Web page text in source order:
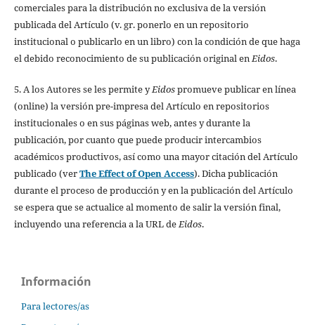
comerciales para la distribución no exclusiva de la versión
publicada del Artículo (v. gr. ponerlo en un repositorio
institucional o publicarlo en un libro) con la condición de que haga
el debido reconocimiento de su publicación original enEidos.
5. A los Autores se les permite yEidospromueve publicar en línea
(online) la versión pre-impresa del Artículo en repositorios
institucionales o en sus páginas web, antes y durante la
publicación, por cuanto que puede producir intercambios
académicos productivos, así como una mayor citación del Artículo
publicado (verThe Effect of Open Access). Dicha publicación
durante el proceso de producción y en la publicación del Artículo
se espera que se actualice al momento de salir la versión final,
incluyendo una referencia a la URL deEidos.
Información
Para lectores/as